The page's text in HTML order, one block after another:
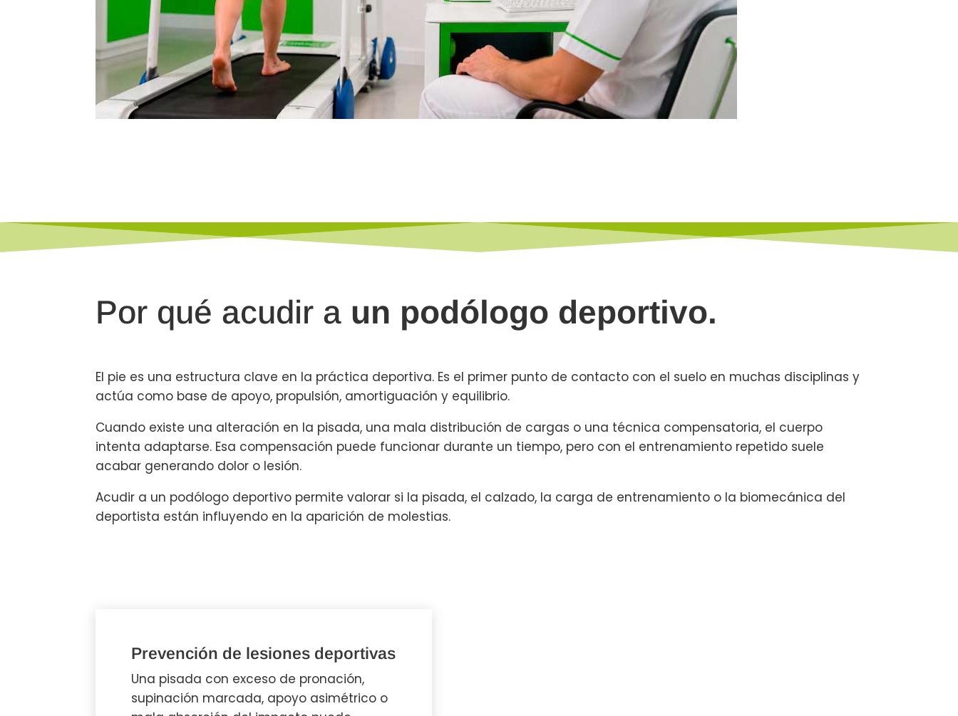
Por qué acudir a un podólogo deportivo.
El pie es una estructura clave en la práctica deportiva. Es el primer punto de contacto con el suelo en muchas disciplinas y
actúa como base de apoyo, propulsión, amortiguación y equilibrio.
Cuando existe una alteración en la pisada, una mala distribución de cargas o una técnica compensatoria, el cuerpo
intenta adaptarse. Esa compensación puede funcionar durante un tiempo, pero con el entrenamiento repetido suele
acabar generando dolor o lesión.
Acudir a un podólogo deportivo permite valorar si la pisada, el calzado, la carga de entrenamiento o la biomecánica del
deportista están influyendo en la aparición de molestias.
Prevención de lesiones deportivas
Una pisada con exceso de pronación,
supinación marcada, apoyo asimétrico o